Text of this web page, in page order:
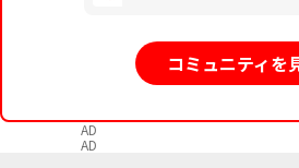
コミュニティを
AD
AD